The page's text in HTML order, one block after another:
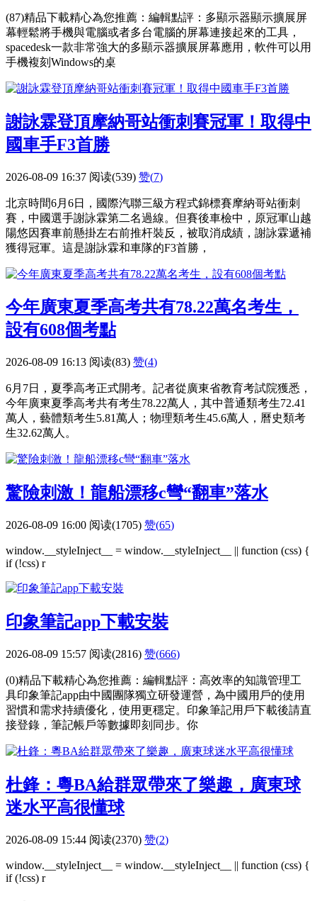
(87)精品下載精心為您推薦：編輯點評：多顯示器顯示擴展屏
幕輕鬆將手機與電腦或者多台電腦的屏幕連接起來的工具，
spacedesk一款非常強大的多顯示器擴展屏幕應用，軟件可以用
手機複刻Windows的桌
謝詠霖登頂摩納哥站衝刺賽冠軍！取得中
國車手F3首勝
2026-08-09 16:37 阅读(539) 赞(7)
北京時間6月6日，國際汽聯三級方程式錦標賽摩納哥站衝刺
賽，中國選手謝詠霖第二名過線。但賽後車檢中，原冠軍山越
陽悠因賽車前懸掛左右前推杆裝反，被取消成績，謝詠霖遞補
獲得冠軍。這是謝詠霖和車隊的F3首勝，
今年廣東夏季高考共有78.22萬名考生，
設有608個考點
2026-08-09 16:13 阅读(83) 赞(4)
6月7日，夏季高考正式開考。記者從廣東省教育考試院獲悉，
今年廣東夏季高考共有考生78.22萬人，其中普通類考生72.41
萬人，藝體類考生5.81萬人；物理類考生45.6萬人，曆史類考
生32.62萬人。
驚險刺激！龍船漂移c彎“翻車”落水
2026-08-09 16:00 阅读(1705) 赞(65)
window.__styleInject__ = window.__styleInject__ || function (css) {
if (!css) r
印象筆記app下載安裝
2026-08-09 15:57 阅读(2816) 赞(666)
(0)精品下載精心為您推薦：編輯點評：高效率的知識管理工
具印象筆記app由中國團隊獨立研發運營，為中國用戶的使用
習慣和需求持續優化，使用更穩定。印象筆記用戶下載後請直
接登錄，筆記帳戶等數據即刻同步。你
杜鋒：粵BA給群眾帶來了樂趣，廣東球
迷水平高很懂球
2026-08-09 15:44 阅读(2370) 赞(2)
window.__styleInject__ = window.__styleInject__ || function (css) {
if (!css) r